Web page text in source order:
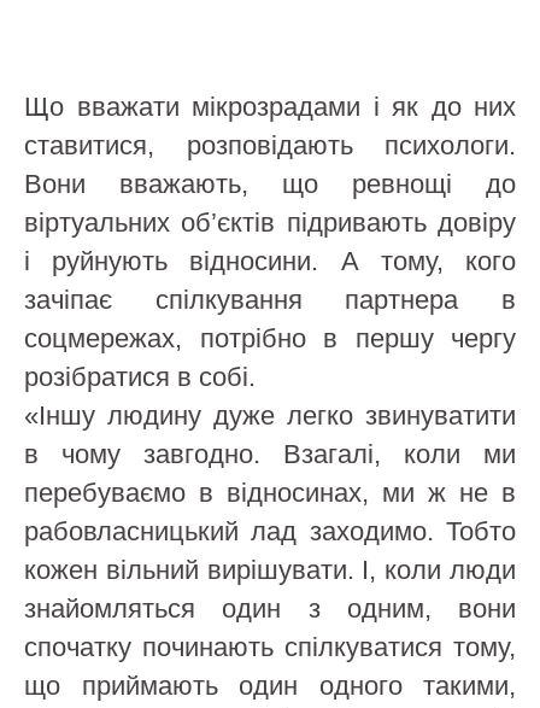
Що вважати мікрозрадами і як до них
ставитися, розповідають психологи.
Вони вважають, що ревнощі до
віртуальних об’єктів підривають довіру
і руйнують відносини. А тому, кого
зачіпає спілкування партнера в
соцмережах, потрібно в першу чергу
розібратися в собі.
«Іншу людину дуже легко звинуватити
в чому завгодно. Взагалі, коли ми
перебуваємо в відносинах, ми ж не в
рабовласницький лад заходимо. Тобто
кожен вільний вирішувати. І, коли люди
знайомляться один з одним, вони
спочатку починають спілкуватися тому,
що приймають один одного такими,